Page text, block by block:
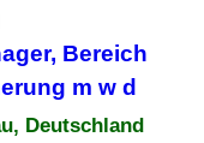
Bereich
m w d
Deutschland